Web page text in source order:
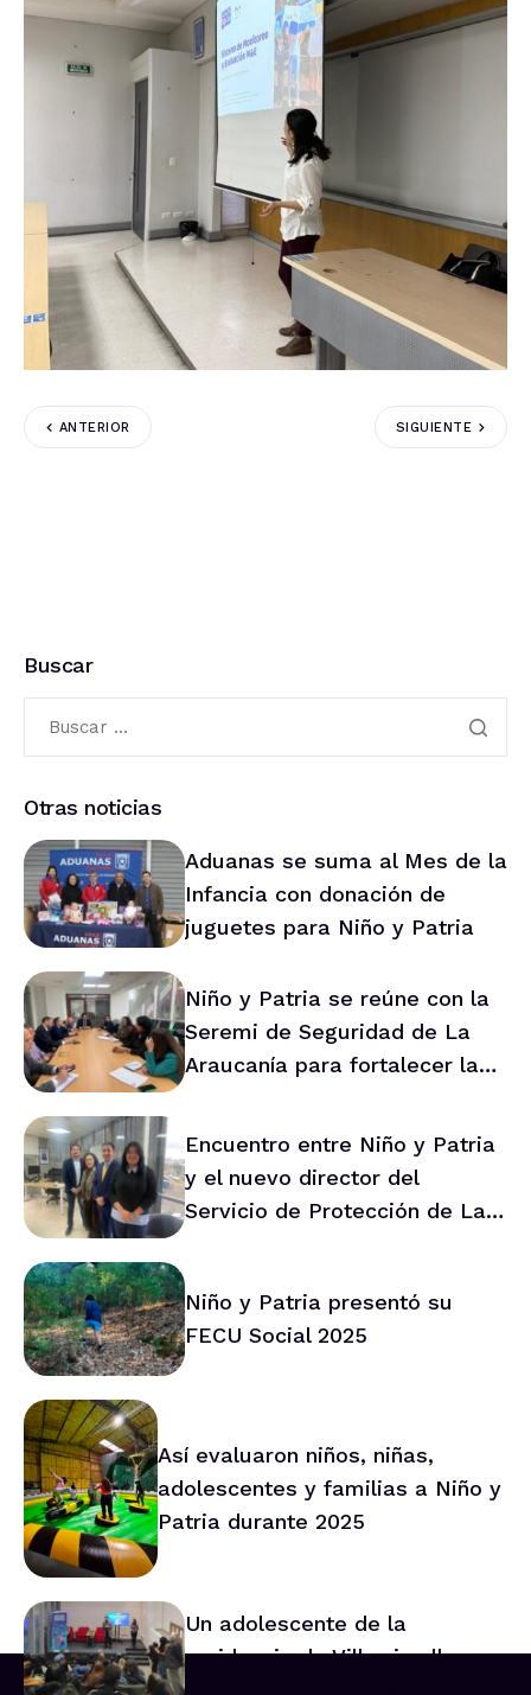
ANTERIOR SIGUIENTE
Buscar
Otras noticias
Aduanas se suma al Mes de la
Infancia con donación de
juguetes para Niño y Patria
Niño y Patria se reúne con la
Seremi de Seguridad de La
Araucanía para fortalecer la
Encuentro entre Niño y Patria
y el nuevo director del
Servicio de Protección de La
Niño y Patria presentó su
FECU Social 2025
Así evaluaron niños, niñas,
adolescentes y familias a Niño y
Patria durante 2025
Un adolescente de la
residencia de Villarrica lleva